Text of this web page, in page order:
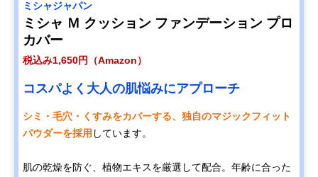
ミシャジャパン
ミシャ Ｍ クッション ファンデーション プロ
カバー
税込み1,650円（Amazon）
コスパよく大人の肌悩みにアプローチ
シミ・毛穴・くすみをカバーする、独自のマジックフィット
パウダーを採用 しています。
肌の乾燥を防ぐ、植物エキスを厳選して配合。年齢に合った